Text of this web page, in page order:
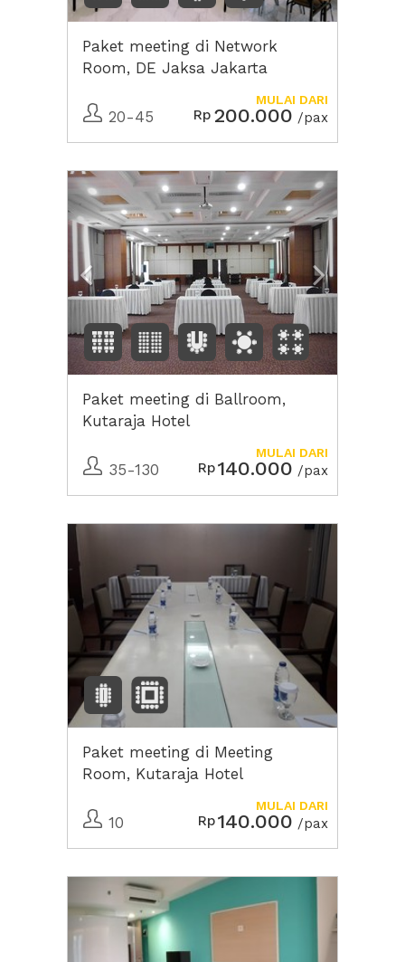
Paket meeting di Network
Room, DE Jaksa Jakarta
20-45 Rp 200.000 /pax
MULAI DARI
Previous Next2
Paket meeting di Ballroom,
Kutaraja Hotel
35-130 Rp140.000 /pax
MULAI DARI
Paket meeting di Meeting
Room, Kutaraja Hotel
10 Rp140.000 /pax
MULAI DARI
Previous